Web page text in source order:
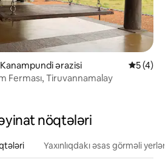
ərazisi
5 (4)
Ferması, Tiruvannamalay
nöqtələri
Yaxınlıqdakı əsas görməli yerlər